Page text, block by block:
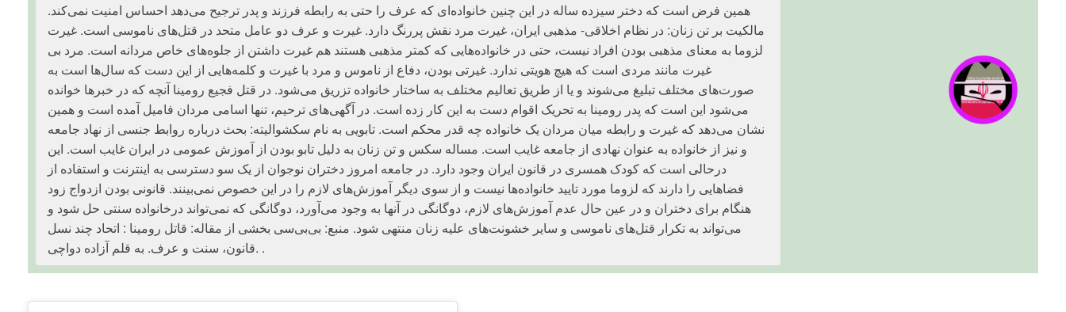
همین فرض است که دختر سیزده ساله در این چنین خانواده‌ای که عرف را حتی به رابطه فرزند و پدر ترجیح می‌دهد احساس امنیت نمی‌کند.
مالکیت بر تن زنان: در نظام اخلاقی- مذهبی ایران، غیرت مرد نقش پررنگ دارد. غیرت و عرف دو عامل متحد در قتل‌های ناموسی است. غیرت
لزوما به معنای مذهبی بودن افراد نیست، حتی در خانواده‌هایی که کمتر مذهبی هستند هم غیرت داشتن از جلوه‌های خاص مردانه است. مرد بی
غیرت مانند مردی است که هیچ هویتی ندارد. غیرتی بودن، دفاع از ناموس و مرد با غیرت و کلمه‌هایی از این دست که سال‌ها است به
صورت‌های مختلف تبلیغ می‌شوند و یا از طریق تعالیم مختلف به ساختار خانواده تزریق می‌شود. در قتل فجیع رومینا آنچه که در خبرها خوانده
می‌شود این است که پدر رومینا به تحریک اقوام دست به این کار زده است. در آگهی‌های ترحیم، تنها اسامی مردان فامیل آمده است و همین
نشان می‌دهد که غیرت و رابطه میان مردان یک خانواده چه قدر محکم است. تابویی به نام سکشوالیته: بحث درباره روابط جنسی از نهاد جامعه
و نیز از خانواده به عنوان نهادی از جامعه غایب است. مساله سکس و تن زنان به دلیل تابو بودن از آموزش عمومی در ایران غایب است. این
درحالی است که کودک همسری در قانون ایران وجود دارد. در جامعه امروز دختران نوجوان از یک سو دسترسی به اینترنت و استفاده از
فضاهایی را دارند که لزوما مورد تایید خانواده‌ها نیست و از سوی دیگر آموزش‌های لازم را در این خصوص نمی‌بینند. قانونی بودن ازدواج زود
هنگام برای دختران و در عین حال عدم آموزش‌های لازم، دوگانگی در آنها به وجود می‌آورد، دوگانگی که نمی‌تواند درخانواده سنتی حل شود و
می‌تواند به تکرار قتل‌های ناموسی و سایر خشونت‌های علیه زنان منتهی شود. منبع: بی‌بی‌سی بخشی از مقاله: قاتل رومینا : اتحاد چند نسل
قانون، سنت و عرف. به قلم آزاده دواچی. .